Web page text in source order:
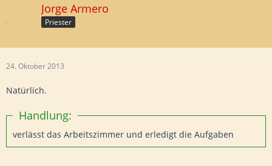
Jorge Armero
Priester
24. Oktober 2013
Natürlich.
Handlung:
verlässt das Arbeitszimmer und erledigt die Aufgaben